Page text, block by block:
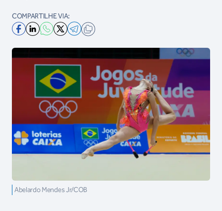
COMPARTILHE VIA:
Abelardo Mendes Jr/COB